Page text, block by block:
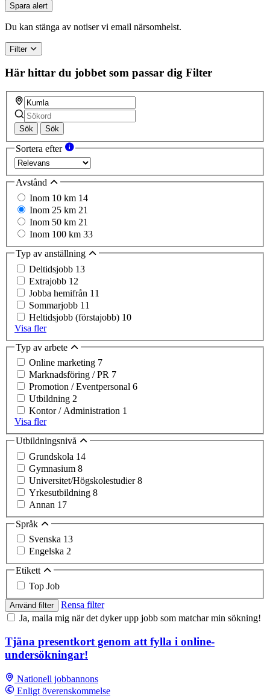
Spara alert
Du kan stänga av notiser vi email närsomhelst.
Filter
Här hittar du jobbet som passar dig Filter
Sök Sök
Sortera efter
Avstånd
Inom 10 km 14
Inom 25 km 21
Inom 50 km 21
Inom 100 km 33
Typ av anställning
Deltidsjobb 13
Extrajobb 12
Jobba hemifrån 11
Sommarjobb 11
Heltidsjobb (förstajobb) 10
Visa fler
Typ av arbete
Online marketing 7
Marknadsföring / PR 7
Promotion / Eventpersonal 6
Utbildning 2
Kontor / Administration 1
Visa fler
Utbildningsnivå
Grundskola 14
Gymnasium 8
Universitet/Högskolestudier8
Yrkesutbildning 8
Annan 17
Språk
Svenska 13
Engelska 2
Etikett
Top Job
Använd filter
Rensa filter
Ja, maila mig när det dyker upp jobb som matchar min sökning!
Tjäna presentkort genom att fylla i online-
undersökningar!
Nationell jobbannons
Enligt överenskommelse